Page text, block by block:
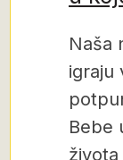
Naša
igraju
Bebe